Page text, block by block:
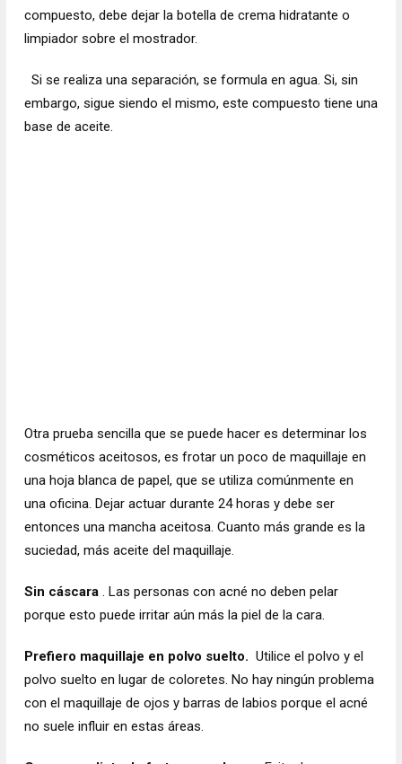
compuesto, debe dejar la botella de crema hidratante o
limpiador sobre el mostrador.
Si se realiza una separación, se formula en agua. Si, sin
embargo, sigue siendo el mismo, este compuesto tiene una
base de aceite.
Otra prueba sencilla que se puede hacer es determinar los
cosméticos aceitosos, es frotar un poco de maquillaje en
una hoja blanca de papel, que se utiliza comúnmente en
una oficina. Dejar actuar durante 24 horas y debe ser
entonces una mancha aceitosa. Cuanto más grande es la
suciedad, más aceite del maquillaje.
Sin cáscara. Las personas con acné no deben pelar
porque esto puede irritar aún más la piel de la cara.
Prefiero maquillaje en polvo suelto. Utilice el polvo y el
polvo suelto en lugar de coloretes. No hay ningún problema
con el maquillaje de ojos y barras de labios porque el acné
no suele influir en estas áreas.